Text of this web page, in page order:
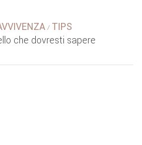
/ TIPS
che dovresti sapere